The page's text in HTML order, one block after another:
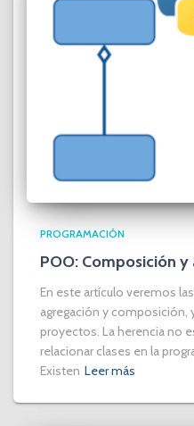
PROGRAMACIÓN
POO: Composición
En este artículo veremos
agregación y composición,
proyectos. La herencia no
relacionar clases en la
Existen Leer más